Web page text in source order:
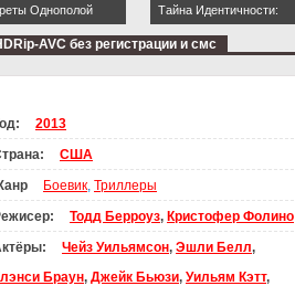
Однополой
От Кинодрамы к
Тайна Идентичности:
Транс-Опыт в Кино и
AVC без регистрации и смс
2013
США
Боевик, Триллеры
Тодд Берроуз, Кристофер Фолино
Чейз Уильямсон, Эшли Белл,
Браун, Джейк Бьюзи, Уильям Кэтт,